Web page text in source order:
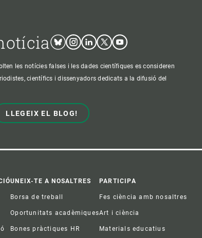
BlueskyInstagram
LinkedinTwitterYoutube
les notícies falses i les dades científiques es consideren
científics i dissenyadors dedicats a la difusió del
LLEGEIX EL BLOG!
UNEIX-TE A NOSALTRES
Borsa de treball
Oportunitats acadèmiques
Bones pràctiques HR
PARTICIPA
Fes ciència amb nosaltres
Art i ciència
Materials educatius